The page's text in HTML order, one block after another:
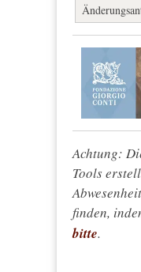
Achtung:
Tools
finden,
bitte.